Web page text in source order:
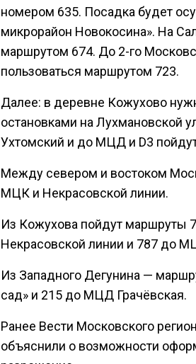
номером 635. Посадка будет
микрорайон Новокосина». На
маршрутом 674. До 2-го
пользоваться маршрутом 723.
Далее: в деревне Кожухово
остановками на Лухмановской
Ухтомский и до МЦД и D3
Между севером и востоком
МЦК и Некрасовской линии.
Из Кожухова пойдут маршруты
Некрасовской линии и 787 до
Из Западного Дегунина —
сад» и 215 до МЦД Грачёвская.
Ранее Вести Московского
объяснили о возможности